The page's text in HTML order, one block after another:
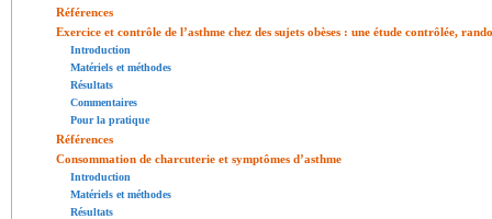
Références
Exercice et contrôle de l’asthme chez des sujets obèses : une étude contrôlée,
Introduction
Matériels et méthodes
Résultats
Commentaires
Pour la pratique
Références
Consommation de charcuterie et symptômes d’asthme
Introduction
Matériels et méthodes
Résultats